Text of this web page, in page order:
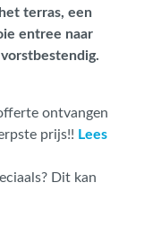
terras, een
entree naar
ontvangen
prijs!! Lees
Dit kan